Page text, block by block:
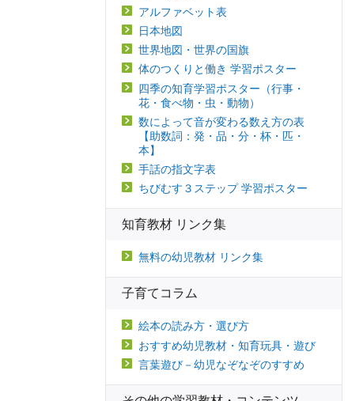
アルファベット表
日本地図
世界地図・世界の国旗
体のつくりと働き 学習ポスター
四季の知育学習ポスター（行事・
花・食べ物・虫・動物）
数によって音が変わる数え方の表
【助数詞：発・品・分・杯・匹・
本】
手話の指文字表
ちびむす３ステップ 学習ポスター
知育教材 リンク集
無料の幼児教材 リンク集
子育てコラム
絵本の読み方・選び方
おすすめ幼児教材・知育玩具・遊び
言葉遊び－幼児なぞなぞのすすめ